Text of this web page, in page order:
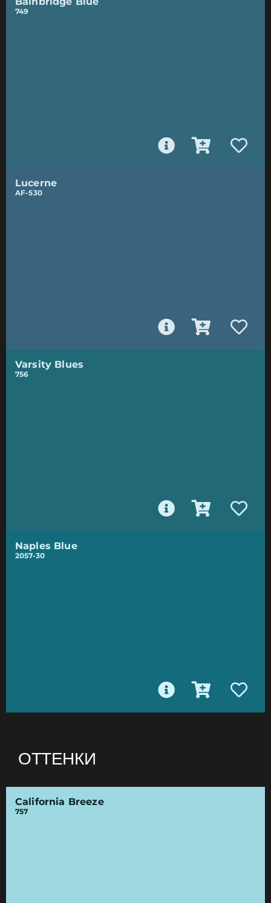
749
Lucerne
AF-530
Varsity Blues
756
Naples Blue
2057-30
ОТТЕНКИ
California Breeze
757